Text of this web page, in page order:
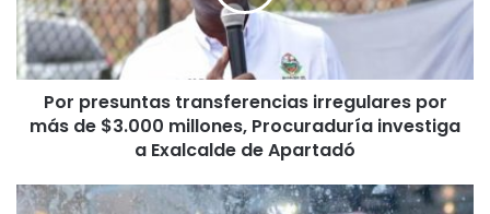
Por presuntas transferencias irregulares por
más de $3.000 millones, Procuraduría investiga
a Exalcalde de Apartadó